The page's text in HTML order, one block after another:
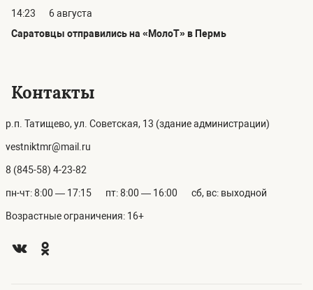
14:23
6 августа
Саратовцы отправились на «МолоТ» в Пермь
Контакты
р.п. Татищево, ул. Советская, 13 (здание администрации)
vestniktmr@mail.ru
8 (845-58) 4-23-82
пн-чт: 8:00 — 17:15 пт: 8:00 — 16:00 сб, вс: выходной
Возрастные ограничения: 16+